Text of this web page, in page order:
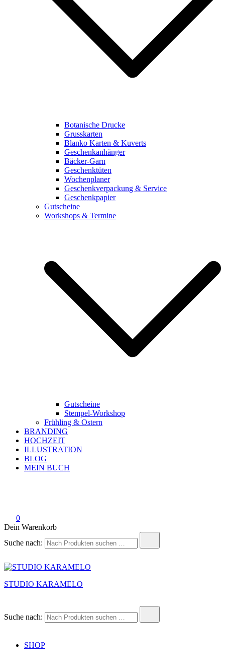
Botanische Drucke
Grusskarten
Blanko Karten & Kuverts
Geschenkanhänger
Bäcker-Garn
Geschenktüten
Wochenplaner
Geschenkverpackung & Service
Geschenkpapier
Gutscheine
Workshops & Termine
Gutscheine
Stempel-Workshop
Frühling & Ostern
BRANDING
HOCHZEIT
ILLUSTRATION
BLOG
MEIN BUCH
0
Dein Warenkorb
Suche nach:
STUDIO KARAMELO
Suche nach:
SHOP